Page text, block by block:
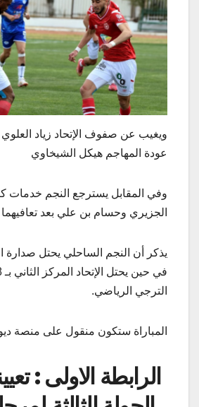
ويغيب عن صفوف الإتحاد زياد
عودة المهاجم هيكل الشيخاوي
وفي المقابل يسترجع النجم خدمات
الجزيري وحسام بن علي بعد
الترجي الرياضي.
المباراة ستكون منقول على منصة
الرابطة الاولى :